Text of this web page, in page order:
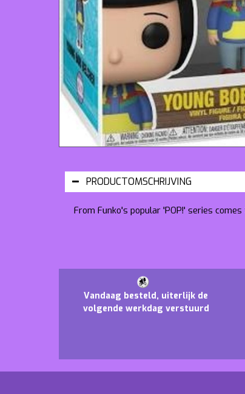
PRODUCTOMSCHRIJVING
From Funko's popular 'POP!' series
Vandaag besteld, uiterlijk de
volgende werkdag verstuurd